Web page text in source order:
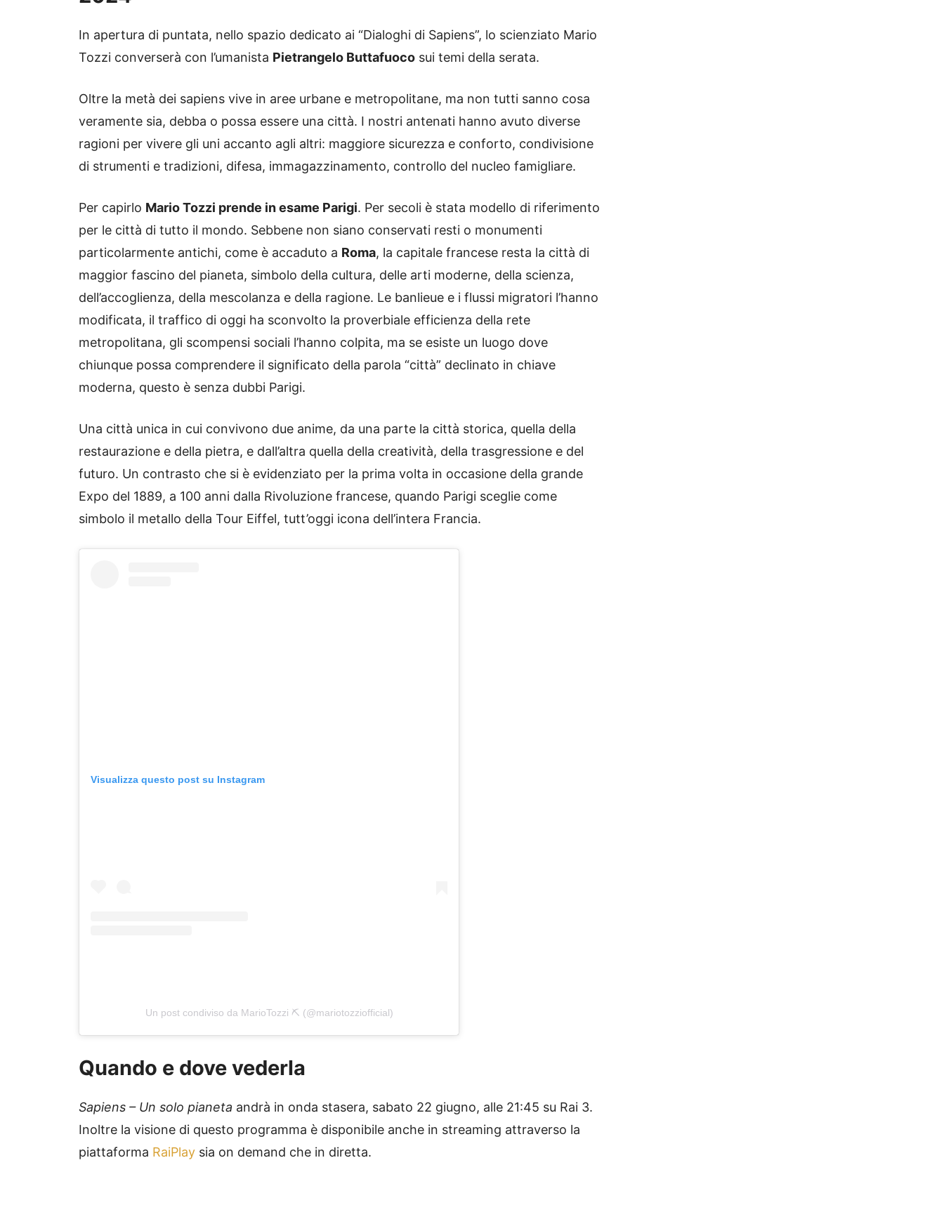
In apertura di puntata, nello spazio dedicato ai “Dialoghi di Sapiens”, lo scienziato Mario
Tozzi converserà con l’umanista Pietrangelo Buttafuoco sui temi della serata.
Oltre la metà dei sapiens vive in aree urbane e metropolitane, ma non tutti sanno cosa
veramente sia, debba o possa essere una città. I nostri antenati hanno avuto diverse
ragioni per vivere gli uni accanto agli altri: maggiore sicurezza e conforto, condivisione
di strumenti e tradizioni, difesa, immagazzinamento, controllo del nucleo famigliare.
Per capirlo Mario Tozzi prende in esame Parigi. Per secoli è stata modello di riferimento
per le città di tutto il mondo. Sebbene non siano conservati resti o monumenti
particolarmente antichi, come è accaduto a Roma, la capitale francese resta la città di
maggior fascino del pianeta, simbolo della cultura, delle arti moderne, della scienza,
dell’accoglienza, della mescolanza e della ragione. Le banlieue e i flussi migratori l’hanno
modificata, il traffico di oggi ha sconvolto la proverbiale efficienza della rete
metropolitana, gli scompensi sociali l’hanno colpita, ma se esiste un luogo dove
chiunque possa comprendere il significato della parola “città” declinato in chiave
moderna, questo è senza dubbi Parigi.
Una città unica in cui convivono due anime, da una parte la città storica, quella della
restaurazione e della pietra, e dall’altra quella della creatività, della trasgressione e del
futuro. Un contrasto che si è evidenziato per la prima volta in occasione della grande
Expo del 1889, a 100 anni dalla Rivoluzione francese, quando Parigi sceglie come
simbolo il metallo della Tour Eiffel, tutt’oggi icona dell’intera Francia.
Visualizza questo post su Instagram
Un post condiviso da MarioTozzi ⛏ (@mariotozziofficial)
Quando e dove vederla
Sapiens – Un solo pianeta andrà in onda stasera, sabato 22 giugno, alle 21:45 su Rai 3.
Inoltre la visione di questo programma è disponibile anche in streaming attraverso la
piattaforma RaiPlay sia on demand che in diretta.